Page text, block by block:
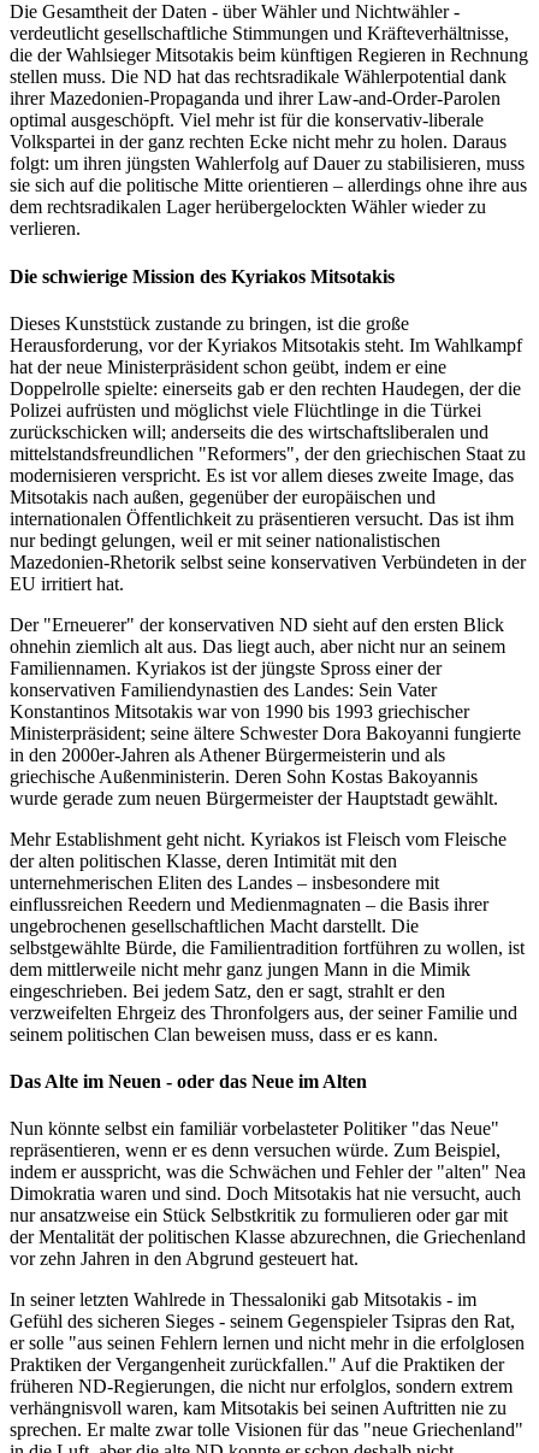
Die Gesamtheit der Daten - über Wähler und Nichtwähler -
verdeutlicht gesellschaftliche Stimmungen und Kräfteverhältnisse,
die der Wahlsieger Mitsotakis beim künftigen Regieren in Rechnung
stellen muss. Die ND hat das rechtsradikale Wählerpotential dank
ihrer Mazedonien-Propaganda und ihrer Law-and-Order-Parolen
optimal ausgeschöpft. Viel mehr ist für die konservativ-liberale
Volkspartei in der ganz rechten Ecke nicht mehr zu holen. Daraus
folgt: um ihren jüngsten Wahlerfolg auf Dauer zu stabilisieren, muss
sie sich auf die politische Mitte orientieren – allerdings ohne ihre aus
dem rechtsradikalen Lager herübergelockten Wähler wieder zu
verlieren.
Die schwierige Mission des Kyriakos Mitsotakis
Dieses Kunststück zustande zu bringen, ist die große
Herausforderung, vor der Kyriakos Mitsotakis steht. Im Wahlkampf
hat der neue Ministerpräsident schon geübt, indem er eine
Doppelrolle spielte: einerseits gab er den rechten Haudegen, der die
Polizei aufrüsten und möglichst viele Flüchtlinge in die Türkei
zurückschicken will; anderseits die des wirtschaftsliberalen und
mittelstandsfreundlichen "Reformers", der den griechischen Staat zu
modernisieren verspricht. Es ist vor allem dieses zweite Image, das
Mitsotakis nach außen, gegenüber der europäischen und
internationalen Öffentlichkeit zu präsentieren versucht. Das ist ihm
nur bedingt gelungen, weil er mit seiner nationalistischen
Mazedonien-Rhetorik selbst seine konservativen Verbündeten in der
EU irritiert hat.
Der "Erneuerer" der konservativen ND sieht auf den ersten Blick
ohnehin ziemlich alt aus. Das liegt auch, aber nicht nur an seinem
Familiennamen. Kyriakos ist der jüngste Spross einer der
konservativen Familiendynastien des Landes: Sein Vater
Konstantinos Mitsotakis war von 1990 bis 1993 griechischer
Ministerpräsident; seine ältere Schwester Dora Bakoyanni fungierte
in den 2000er-Jahren als Athener Bürgermeisterin und als
griechische Außenministerin. Deren Sohn Kostas Bakoyannis
wurde gerade zum neuen Bürgermeister der Hauptstadt gewählt.
Mehr Establishment geht nicht. Kyriakos ist Fleisch vom Fleische
der alten politischen Klasse, deren Intimität mit den
unternehmerischen Eliten des Landes – insbesondere mit
einflussreichen Reedern und Medienmagnaten – die Basis ihrer
ungebrochenen gesellschaftlichen Macht darstellt. Die
selbstgewählte Bürde, die Familientradition fortführen zu wollen, ist
dem mittlerweile nicht mehr ganz jungen Mann in die Mimik
eingeschrieben. Bei jedem Satz, den er sagt, strahlt er den
verzweifelten Ehrgeiz des Thronfolgers aus, der seiner Familie und
seinem politischen Clan beweisen muss, dass er es kann.
Das Alte im Neuen - oder das Neue im Alten
Nun könnte selbst ein familiär vorbelasteter Politiker "das Neue"
repräsentieren, wenn er es denn versuchen würde. Zum Beispiel,
indem er ausspricht, was die Schwächen und Fehler der "alten" Nea
Dimokratia waren und sind. Doch Mitsotakis hat nie versucht, auch
nur ansatzweise ein Stück Selbstkritik zu formulieren oder gar mit
der Mentalität der politischen Klasse abzurechnen, die Griechenland
vor zehn Jahren in den Abgrund gesteuert hat.
In seiner letzten Wahlrede in Thessaloniki gab Mitsotakis - im
Gefühl des sicheren Sieges - seinem Gegenspieler Tsipras den Rat,
er solle "aus seinen Fehlern lernen und nicht mehr in die erfolglosen
Praktiken der Vergangenheit zurückfallen." Auf die Praktiken der
früheren ND-Regierungen, die nicht nur erfolglos, sondern extrem
verhängnisvoll waren, kam Mitsotakis bei seinen Auftritten nie zu
sprechen. Er malte zwar tolle Visionen für das "neue Griechenland"